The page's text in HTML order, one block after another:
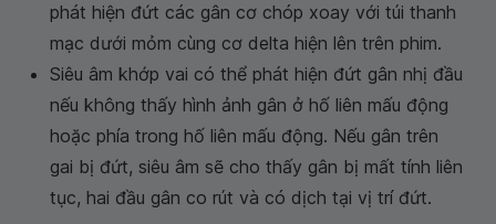
phát hiện đứt các gân cơ chóp xoay với túi thanh
mạc dưới mỏm cùng cơ delta hiện lên trên phim.
Siêu âm khớp vai có thể phát hiện đứt gân nhị đầu
nếu không thấy hình ảnh gân ở hố liên mấu động
hoặc phía trong hố liên mấu động. Nếu gân trên
gai bị đứt, siêu âm sẽ cho thấy gân bị mất tính liên
tục, hai đầu gân co rút và có dịch tại vị trí đứt.